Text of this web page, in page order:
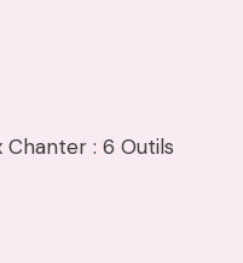
Chanter : 6 Outils